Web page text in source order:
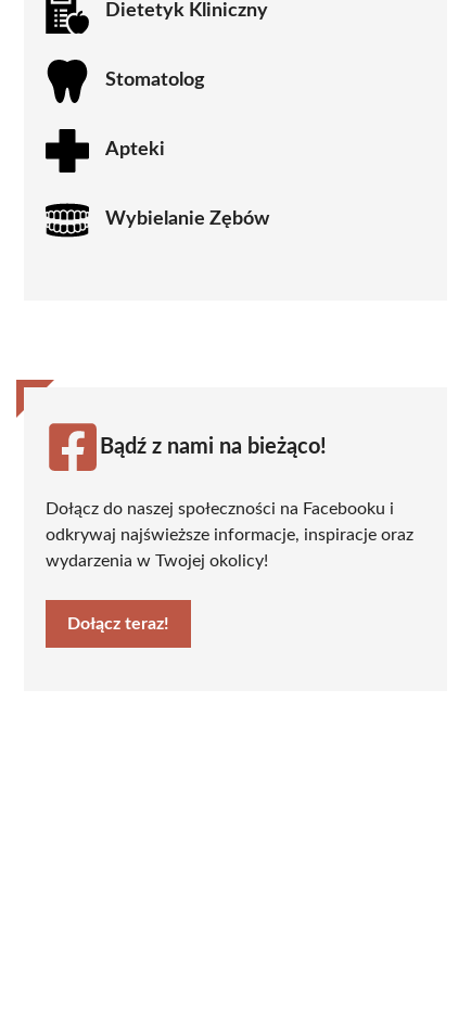
Dietetyk Kliniczny
Stomatolog
Apteki
Wybielanie Zębów
Bądź z nami na bieżąco!
Dołącz do naszej społeczności na Facebooku i
odkrywaj najświeższe informacje, inspiracje oraz
wydarzenia w Twojej okolicy!
Dołącz teraz!